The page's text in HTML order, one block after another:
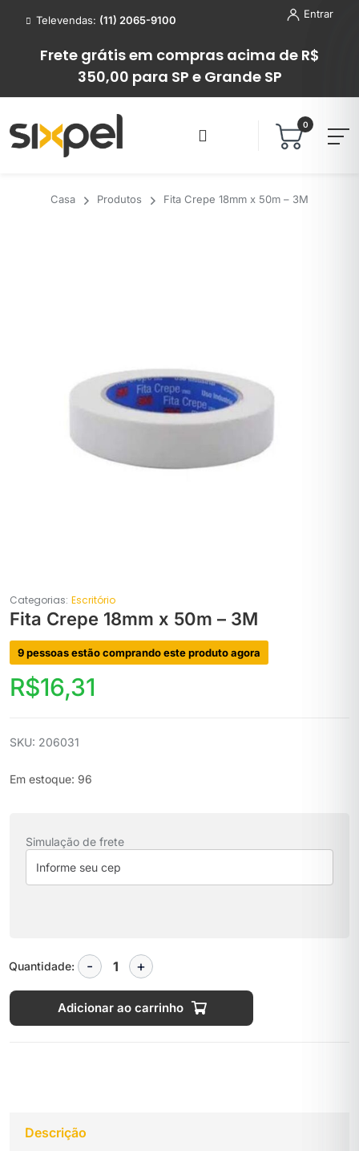
Televendas: (11) 2065-9100
Frete grátis em compras acima de R$
350,00 para SP e Grande SP
Entrar
0
Casa Produtos Fita Crepe 18mm x 50m – 3M
Categorias: Escritório
Fita Crepe 18mm x 50m – 3M
9 pessoas estão comprando este produto agora
R$16,31
SKU: 206031
Em estoque: 96
Simulação de frete
Quantidade:
Adicionar ao carrinho
Descrição